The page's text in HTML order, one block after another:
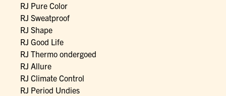
RJ Pure Color
RJ Sweatproof
RJ Shape
RJ Good Life
RJ Thermo ondergoed
RJ Allure
RJ Climate Control
RJ Period Undies